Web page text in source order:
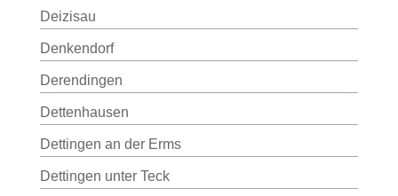
Deizisau
Denkendorf
Derendingen
Dettenhausen
Dettingen an der Erms
Dettingen unter Teck